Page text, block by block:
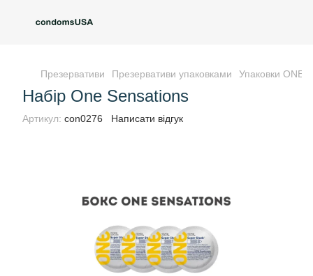
Презервативи Презервативи упаковками Упаковки ONE
Набір One Sensations
Артикул: con0276 Написати відгук